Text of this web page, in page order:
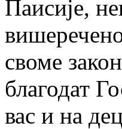
Паисије,
своме
благодат
вас и на